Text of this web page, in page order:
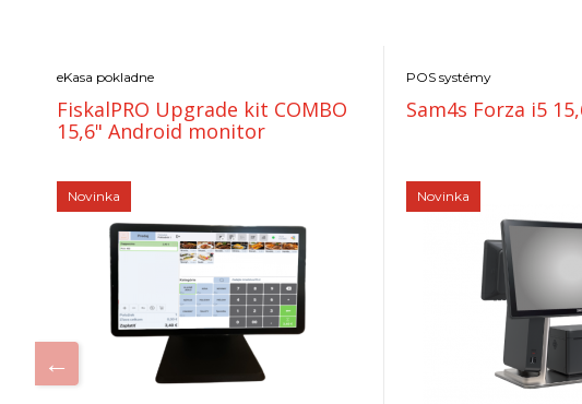
eKasa pokladne
FiskalPRO Upgrade kit COMBO
15,6" Android monitor
Novinka
POS systémy
Sam4s Forza i5
Novinka